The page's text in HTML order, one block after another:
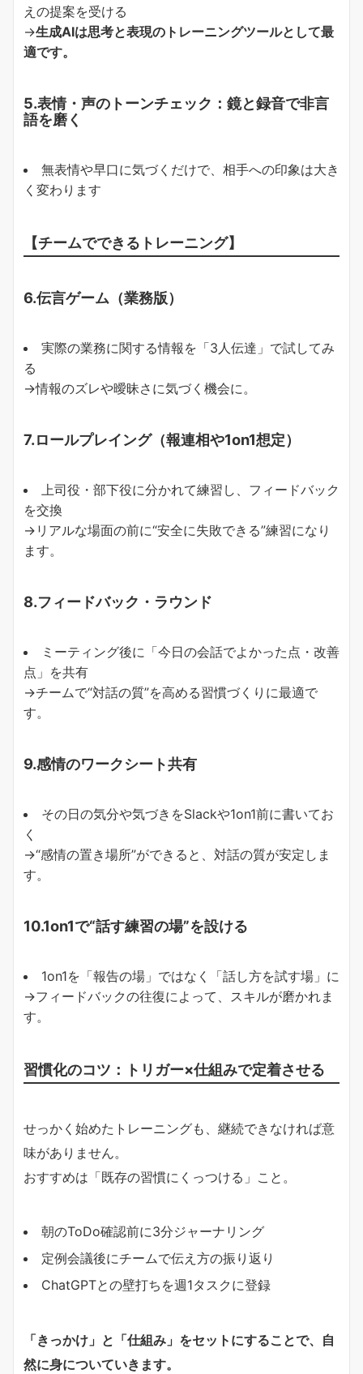
えの提案を受ける
→生成AIは思考と表現のトレーニングツールとして最
適です。
5.表情・声のトーンチェック：鏡と録音で非言
語を磨く
無表情や早口に気づくだけで、相手への印象は大き
く変わります
【チームでできるトレーニング】
6.伝言ゲーム（業務版）
実際の業務に関する情報を「3人伝達」で試してみ
る
→情報のズレや曖昧さに気づく機会に。
7.ロールプレイング（報連相や1on1想定）
上司役・部下役に分かれて練習し、フィードバック
を交換
→リアルな場面の前に“安全に失敗できる”練習になり
ます。
8.フィードバック・ラウンド
ミーティング後に「今日の会話でよかった点・改善
点」を共有
→チームで“対話の質”を高める習慣づくりに最適で
す。
9.感情のワークシート共有
その日の気分や気づきをSlackや1on1前に書いてお
く
→“感情の置き場所”ができると、対話の質が安定しま
す。
10.1on1で“話す練習の場”を設ける
1on1を「報告の場」ではなく「話し方を試す場」に
→フィードバックの往復によって、スキルが磨かれま
す。
習慣化のコツ：トリガー×仕組みで定着させる
せっかく始めたトレーニングも、継続できなければ意
味がありません。
おすすめは「既存の習慣にくっつける」こと。
朝のToDo確認前に3分ジャーナリング
定例会議後にチームで伝え方の振り返り
ChatGPTとの壁打ちを週1タスクに登録
「きっかけ」と「仕組み」をセットにすることで、自
然に身についていきます。